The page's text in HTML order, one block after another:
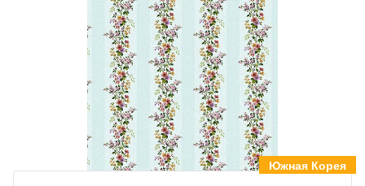
Южная Корея